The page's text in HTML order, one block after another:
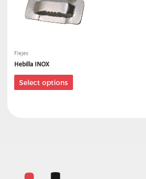
Flejes
Hebilla INOX
Select options